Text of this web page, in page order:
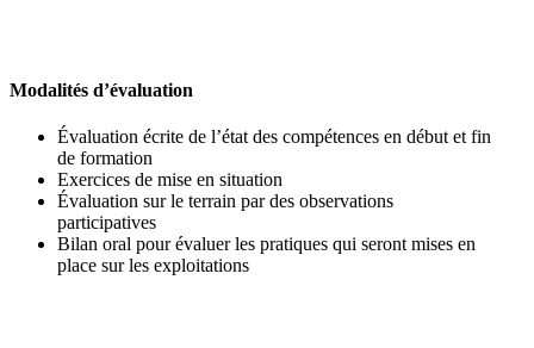
Modalités d’évaluation
Évaluation écrite de l’état des compétences en début et fin
de formation
Exercices de mise en situation
Évaluation sur le terrain par des observations
participatives
Bilan oral pour évaluer les pratiques qui seront mises en
place sur les exploitations